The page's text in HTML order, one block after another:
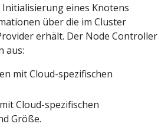
eines Knotens
über die im Cluster
erhält. Der Node Controller
aus:
mit Cloud-spezifischen
Cloud-spezifischen
Größe.